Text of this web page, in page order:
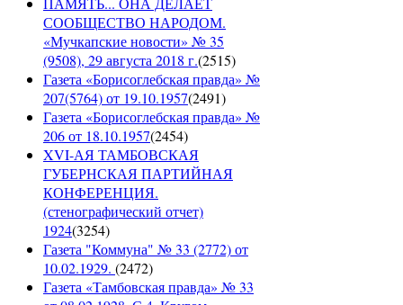
СООБЩЕСТВО НАРОДОМ.
«Мучкапские новости» № 35
(9508), 29 августа 2018 г.(2515)
Газета «Борисоглебская правда» №
207(5764) от 19.10.1957(2491)
Газета «Борисоглебская правда» №
206 от 18.10.1957(2454)
XVI-АЯ ТАМБОВСКАЯ
ГУБЕРНСКАЯ ПАРТИЙНАЯ
КОНФЕРЕНЦИЯ.
(стенографический отчет)
1924(3254)
Газета "Коммуна" № 33 (2772) от
10.02.1929. (2472)
Газета «Тамбовская правда» № 33